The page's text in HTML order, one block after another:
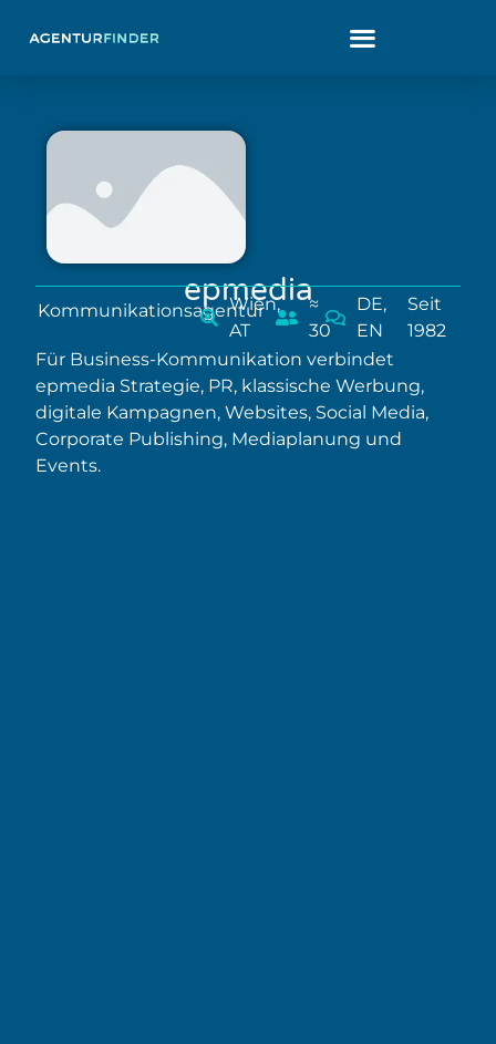
epmedia
Kommunikationsagentur
Wien,
AT
≈
30
DE,
EN
Seit
1982
Für Business-Kommunikation verbindet
epmedia Strategie, PR, klassische Werbung,
digitale Kampagnen, Websites, Social Media,
Corporate Publishing, Mediaplanung und
Events.